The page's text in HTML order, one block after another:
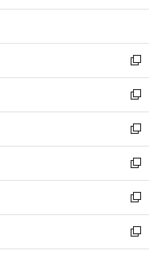
開
ウ
開
く
ン
ウ
で
開
く
ウ
ン
ド
ウ
で
開
く
新
し
い
ウ
ィ
ン
ド
ウ
で
開
く
新
し
い
ウ
ィ
ン
ド
ウ
で
開
新
し
い
ウ
ィ
ン
ド
ウ
新
し
い
ウ
ィ
ン
新
し
い
ウ
新
し